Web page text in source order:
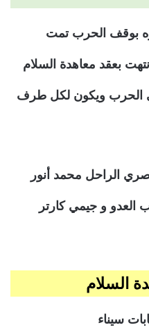
بوقف الحرب تمت
بعقد معاهدة السلام
الحرب ويكون لكل طرف
الراحل محمد أنور
العدو و جيمي كارتر
السلام